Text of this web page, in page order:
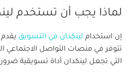
لماذا يجب أن تستخدم
إن استخدام لينكدان في التسويق يقدم
تتوفر في منصات التواصل الاجتماعي
التي تجعل لينكدان أداة تسويقية